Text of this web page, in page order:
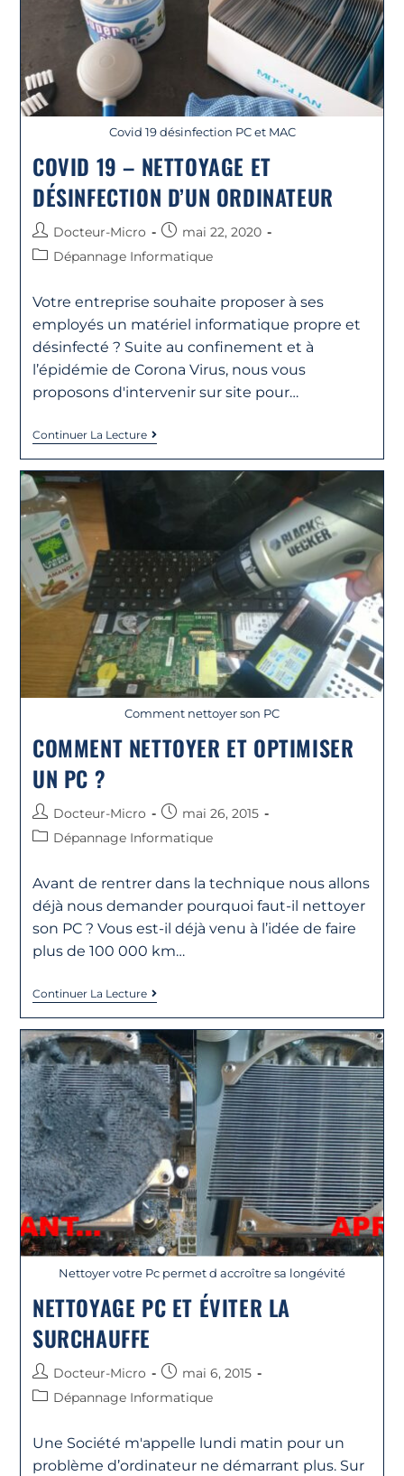
Covid 19 désinfection PC et MAC
COVID 19 – NETTOYAGE ET
DÉSINFECTION D’UN ORDINATEUR
Docteur-Micro
mai 22, 2020
Dépannage Informatique
Votre entreprise souhaite proposer à ses
employés un matériel informatique propre et
désinfecté ? Suite au confinement et à
l’épidémie de Corona Virus, nous vous
proposons d'intervenir sur site pour…
Continuer La Lecture
Comment nettoyer son PC
COMMENT NETTOYER ET OPTIMISER
UN PC ?
Docteur-Micro
mai 26, 2015
Dépannage Informatique
Avant de rentrer dans la technique nous allons
déjà nous demander pourquoi faut-il nettoyer
son PC ? Vous est-il déjà venu à l’idée de faire
plus de 100 000 km…
Continuer La Lecture
Nettoyer votre Pc permet d accroître sa longévité
NETTOYAGE PC ET ÉVITER LA
SURCHAUFFE
Docteur-Micro
mai 6, 2015
Dépannage Informatique
Une Société m'appelle lundi matin pour un
problème d’ordinateur ne démarrant plus. Sur